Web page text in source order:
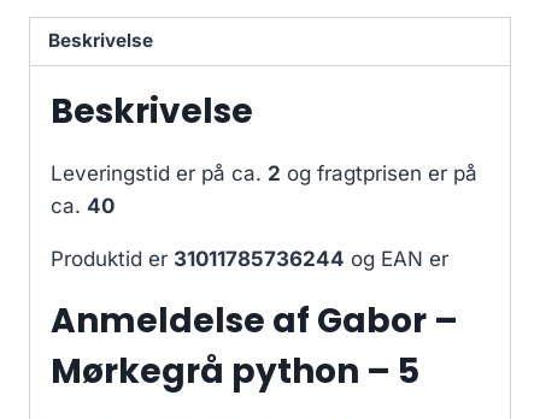
Beskrivelse
Beskrivelse
Leveringstid er på ca. 2 og fragtprisen er på
ca. 40
Produktid er 31011785736244 og EAN er
Anmeldelse af Gabor –
Mørkegrå python – 5